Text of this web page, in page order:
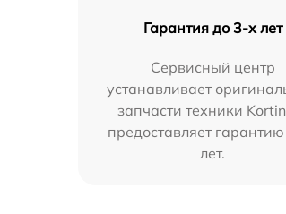
Гарантия до 3-х лет
Сервисный центр
устанавливает
запчасти техники
предоставляет
лет.